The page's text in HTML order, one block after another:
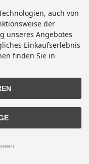
auch von
der
unseres Angebotes
Einkaufserlebnis
finden Sie in